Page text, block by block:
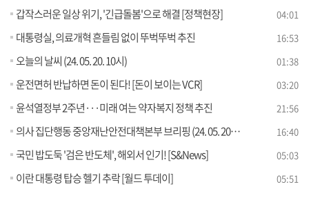
갑작스러운 일상 위기, '긴급돌봄'으로 해결 [정책현장] 04:01
대통령실, 의료개혁 흔들림 없이 뚜벅뚜벅 추진 16:53
오늘의 날씨 (24. 05. 20. 10시) 01:38
운전면허 반납하면 돈이 된다! [돈이 보이는 VCR] 03:20
윤석열정부 2주년···미래 여는 약자복지 정책 추진 21:56
의사 집단행동 중앙재난안전대책본부 브리핑 (24. 05. 20. 11시) 16:40
국민 밥도둑 '검은 반도체', 해외서 인기! [S&News] 05:03
이란 대통령 탑승 헬기 추락 [월드 투데이] 05:51